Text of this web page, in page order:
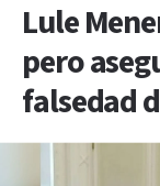
Lule
pero
falsedad